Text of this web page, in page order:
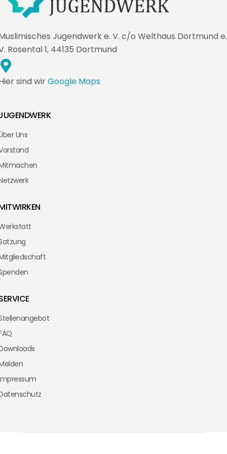
Jugendwerk e. V. c/o Welthaus Dortmund e.
Rosental 1, 44135 Dortmund
sind wirGoogle Maps
Uns